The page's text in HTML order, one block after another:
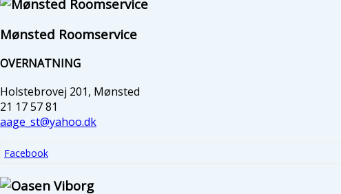
Mønsted Roomservice
OVERNATNING
Holstebrovej 201, Mønsted
21 17 57 81
aage_st@yahoo.dk
Facebook